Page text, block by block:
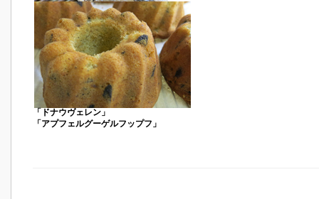
「ドナウヴェレン」
「アプフェルグーゲルフップフ」